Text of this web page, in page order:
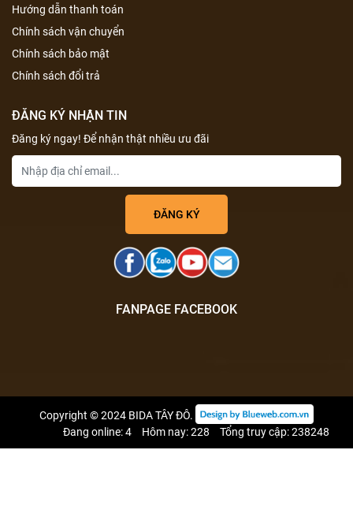
Hướng dẫn thanh toán
Chính sách vận chuyển
Chính sách bảo mật
Chính sách đổi trả
ĐĂNG KÝ NHẬN TIN
Đăng ký ngay! Để nhận thật nhiều ưu đãi
FANPAGE FACEBOOK
Copyright © 2024 BIDA TÂY ĐÔ.
Đang online: 4
Hôm nay: 228 Tổng truy cập: 238248